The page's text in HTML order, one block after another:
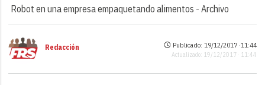
Robot en una empresa empaquetando alimentos -Archivo
Redacción Publicado: 19/12/2017 ·11:44
Actualizado: 19/12/2017 · 11:44